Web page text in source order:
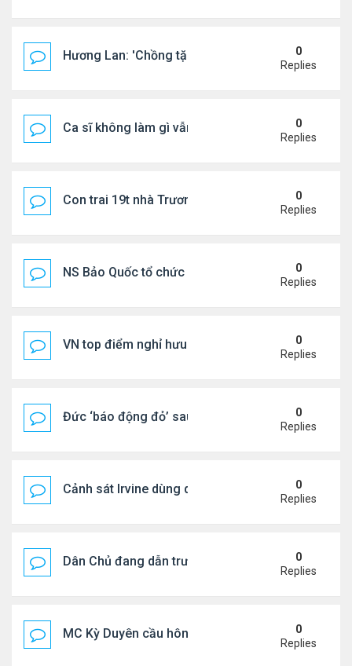
Hương Lan: 'Chồng tặng tôi khu vườn tình yêu'
0
Replies
Ca sĩ không làm gì vẫn kiếm được 400 triệu đồng/
0
Replies
Con trai 19t nhà Trương Bá Chi - Tạ Đình Phong
0
Replies
NS Bảo Quốc tổ chức sn cho bà xã
0
Replies
VN top điểm nghỉ hưu lý tưởng cho người Mỹ
0
Replies
Đức ‘báo động đỏ’ sau vụ phát hiện UAV mang
0
Replies
Cảnh sát Irvine dùng drone bắt kẻ trộm trong
0
Replies
Dân Chủ đang dẫn trước Cộng Hòa trong các
0
Replies
MC Kỳ Duyên cầu hôn lại chồng cũ
0
Replies